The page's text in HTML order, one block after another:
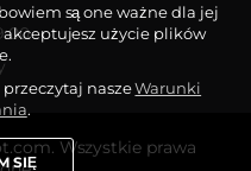
Wszystkie prawa
są one ważne dla jej
użycie plików
przeczytaj naszeWarunki
.
SIĘ